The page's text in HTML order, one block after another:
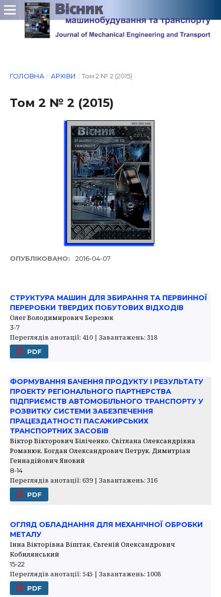
ГОЛОВНА / АРХІВИ / Том 2 № 2 (2015)
Том 2 № 2 (2015)
ОПУБЛІКОВАНО: 2016-04-07
СТРУКТУРА МАШИН ДЛЯ ЗБИРАННЯ ТА ПЕРВИННОЇ
ПЕРЕРОБКИ ТВЕРДИХ ПОБУТОВИХ ВІДХОДІВ
Олег Володимирович Березюк
3-7
Переглядів анотації: 410 | Завантажень: 318
PDF
ФОРМУВАННЯ БАЧЕННЯ ПРОДУКТУ І РЕЗУЛЬТАТУ
ПРОЕКТУ РЕГІОНАЛЬНОГО ПАРТНЕРСТВА
ПІДПРИЄМСТВ АВТОМОБІЛЬНОГО ТРАНСПОРТУ У
РОЗВИТКУ СИСТЕМИ ЗАБЕЗПЕЧЕННЯ
ПРАЦЕЗДАТНОСТІ ПАСАЖИРСЬКИХ
ТРАНСПОРТНИХ ЗАСОБІВ
Віктор Вікторович Біліченко, Світлана Олександрівна
Романюк, Богдан Олександрович Петрук, Димитріан
Геннадійович Яновий
8-14
Переглядів анотації: 639 | Завантажень: 316
PDF
ОГЛЯД ОБЛАДНАННЯ ДЛЯ МЕХАНІЧНОЇ ОБРОБКИ
МЕТАЛУ
Інна Вікторівна Віштак, Євгеній Олександрович
Кобилянський
15-22
Переглядів анотації: 545 | Завантажень: 1008
PDF